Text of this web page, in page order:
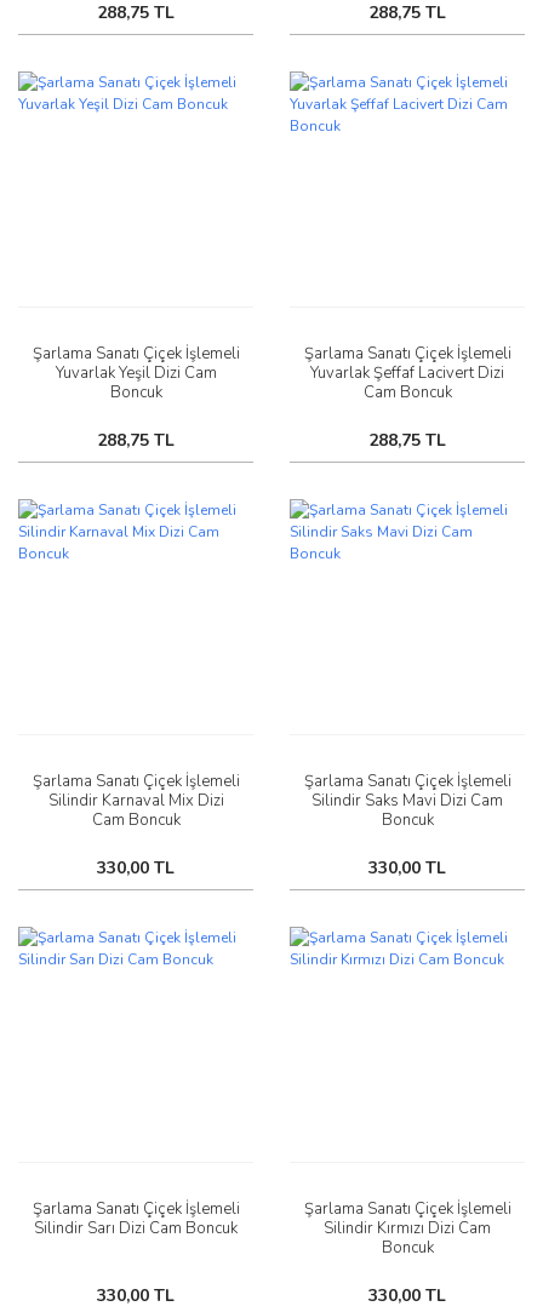
288,75 TL 288,75 TL
Şarlama Sanatı Çiçek İşlemeli
Yuvarlak Yeşil Dizi Cam
Boncuk
288,75 TL
Şarlama Sanatı Çiçek İşlemeli
Yuvarlak Şeffaf Lacivert Dizi
Cam Boncuk
288,75 TL
Şarlama Sanatı Çiçek İşlemeli
Silindir Karnaval Mix Dizi
Cam Boncuk
330,00 TL
Şarlama Sanatı Çiçek İşlemeli
Silindir Saks Mavi Dizi Cam
Boncuk
330,00 TL
Şarlama Sanatı Çiçek İşlemeli
Silindir Sarı Dizi Cam Boncuk
330,00 TL
Şarlama Sanatı Çiçek İşlemeli
Silindir Kırmızı Dizi Cam
Boncuk
330,00 TL